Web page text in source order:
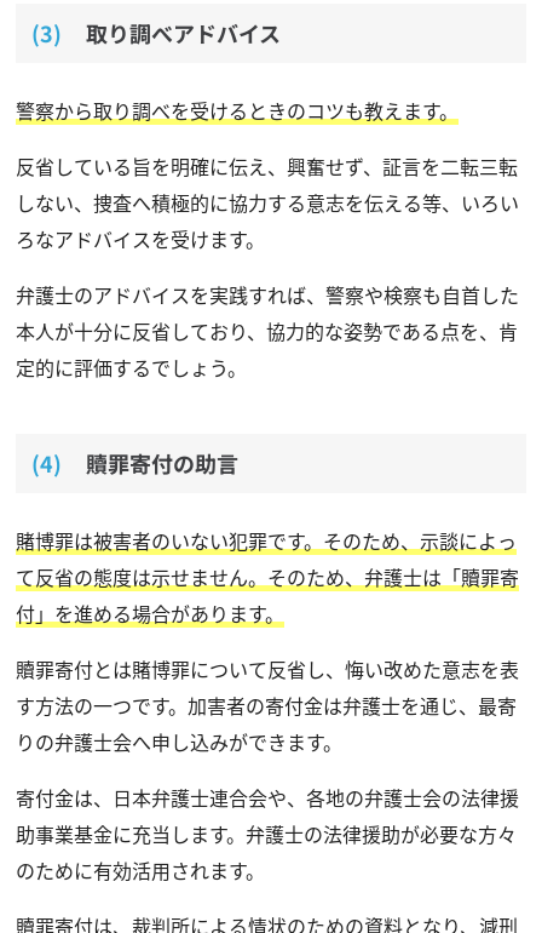
取り調べアドバイス
警察から取り調べを受けるときのコツも教えます。
反省している旨を明確に伝え、興奮せず、証言を二転三転
しない、捜査へ積極的に協力する意志を伝える等、いろい
ろなアドバイスを受けます。
弁護士のアドバイスを実践すれば、警察や検察も自首した
本人が十分に反省しており、協力的な姿勢である点を、肯
定的に評価するでしょう。
贖罪寄付の助言
賭博罪は被害者のいない犯罪です。そのため、示談によっ
て反省の態度は示せません。そのため、弁護士は「贖罪寄
付」を進める場合があります。
贖罪寄付とは賭博罪について反省し、悔い改めた意志を表
す方法の一つです。加害者の寄付金は弁護士を通じ、最寄
りの弁護士会へ申し込みができます。
寄付金は、日本弁護士連合会や、各地の弁護士会の法律援
助事業基金に充当します。弁護士の法律援助が必要な方々
のために有効活用されます。
贖罪寄付は、裁判所による情状のための資料となり、減刑